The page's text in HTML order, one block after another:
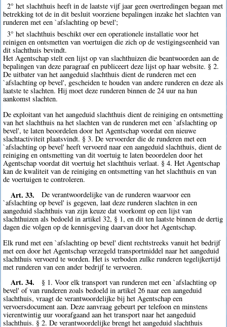
2° het slachthuis heeft in de laatste vijf jaar geen overtredingen begaan met
betrekking tot de in dit besluit voorziene bepalingen inzake het slachten van
runderen met een `afslachting op bevel';
3° het slachthuis beschikt over een operationele installatie voor het
reinigen en ontsmetten van voertuigen die zich op de vestigingseenheid van
dit slachthuis bevindt.
Het Agentschap stelt een lijst op van slachthuizen die beantwoorden aan de
bepalingen van deze paragraaf en publiceert deze lijst op haar website. § 2.
De uitbater van het aangeduid slachthuis dient de runderen met een
`afslachting op bevel', gescheiden te houden van andere runderen en deze als
laatste te slachten. Hij moet deze runderen binnen de 24 uur na hun
aankomst slachten.
De exploitant van het aangeduid slachthuis dient de reiniging en ontsmetting
van het slachthuis na het slachten van de runderen met een `afslachting op
bevel', te laten beoordelen door het Agentschap voordat een nieuwe
slachtactiviteit plaatsvindt. § 3. De vervoerder die de runderen met een
`afslachting op bevel' heeft vervoerd naar een aangeduid slachthuis, dient de
reiniging en ontsmetting van dit voertuig te laten beoordelen door het
Agentschap voordat dit voertuig het slachthuis verlaat. § 4. Het Agentschap
kan de kwaliteit van de reiniging en ontsmetting van het slachthuis en van
de voertuigen te controleren.
Art. 33.
De verantwoordelijke van de runderen waarvoor een
`afslachting op bevel' is gegeven, laat deze runderen slachten in een
aangeduid slachthuis van zijn keuze dat voorkomt op een lijst van
slachthuizen als bedoeld in artikel 32, § 1, en dit ten laatste binnen de dertig
dagen die volgen op de kennisgeving daarvan door het Agentschap.
Elk rund met een `afslachting op bevel' dient rechtstreeks vanuit het bedrijf
met een door het Agentschap verzegeld transportmiddel naar het aangeduid
slachthuis vervoerd te worden. Het is verboden zulke runderen tegelijkertijd
met runderen van een ander bedrijf te vervoeren.
Art. 34.
§ 1. Voor elk transport van runderen met een `afslachting op
bevel' of van runderen zoals bedoeld in artikel 26 naar een aangeduid
slachthuis, vraagt de verantwoordelijke bij het Agentschap een
vervoersdocument aan. Deze aanvraag gebeurt per telefoon en minstens
vierentwintig uur voorafgaand aan het transport naar het aangeduid
slachthuis. § 2. De verantwoordelijke brengt het aangeduid slachthuis